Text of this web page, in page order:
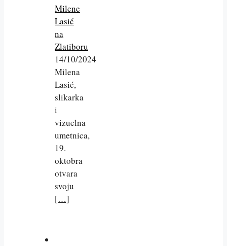
Milene
Lasić
na
Zlatiboru
14/10/2024
Milena
Lasić,
slikarka
i
vizuelna
umetnica,
19.
oktobra
otvara
svoju
[…]